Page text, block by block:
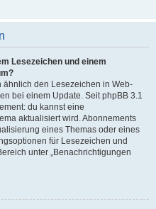
Lesezeichen und einem
ähnlich den Lesezeichen in Web-
bei einem Update. Seit phpBB 3.1
du kannst eine
aktualisiert wird. Abonnements
eines Themas oder eines
für Lesezeichen und
unter „Benachrichtigungen